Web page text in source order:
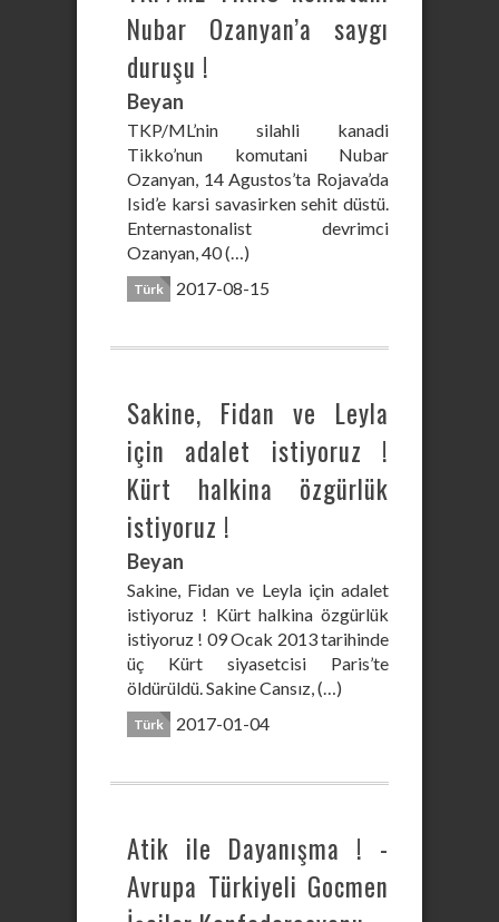
Nubar Ozanyan’a saygı
duruşu !
Beyan
TKP/ML’nin silahli kanadi
Tikko’nun komutani Nubar
Ozanyan, 14 Agustos’ta Rojava’da
Isid’e karsi savasirken sehit düstü.
Enternastonalist devrimci
Ozanyan, 40 (…)
Türk 2017-08-15
Sakine, Fidan ve Leyla
için adalet istiyoruz !
Kürt halkina özgürlük
istiyoruz !
Beyan
Sakine, Fidan ve Leyla için adalet
istiyoruz ! Kürt halkina özgürlük
istiyoruz ! 09 Ocak 2013 tarihinde
üç Kürt siyasetcisi Paris’te
öldürüldü. Sakine Cansız, (…)
Türk 2017-01-04
Atik ile Dayanışma ! -
Avrupa Türkiyeli Gocmen